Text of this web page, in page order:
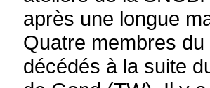
après une longue
Quatre membres
décédés à la suite